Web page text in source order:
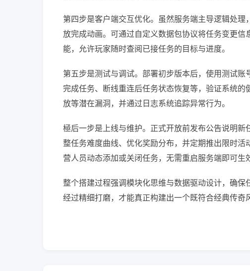
第四步是客户端交互优化。虽然服务端主导逻辑处
放完成动画。可通过自定义数据包协议将任务变更
能，允许玩家随时查阅已接任务的目标与进度。
第五步是测试与调试。部署初步版本后，使用测试
完成任务、断线重连后任务状态恢复等，验证系统
放等潜在漏洞，并通过日志系统追踪异常行为。
極后一步是上线与维护。正式开放前发布公告说明
整任务难度曲线、优化奖励分布，并定期推出限时
营人员动态添加或关闭任务，无需重启服务端即可生
整个搭建过程强调模块化思维与数据驱动设计，确
经过精细打磨，才能真正构建出一个既符合经典传奇